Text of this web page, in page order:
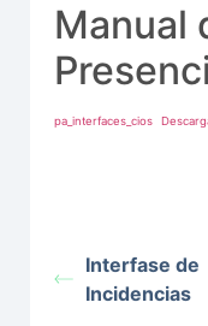
Manual
pa_interfaces_cios
Interfase de
Incidencias